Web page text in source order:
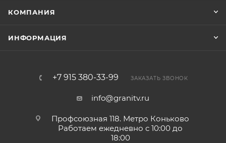
КОМПАНИЯ
ИНФОРМАЦИЯ
+7 915 380-33-99 ЗАКАЗАТЬ ЗВОНОК
info@granitv.ru
Профсоюзная 118. Метро Коньково
Работаем ежедневно с 10:00 до
18:00